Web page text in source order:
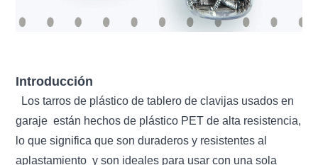
Introducción
Los tarros de plástico de tablero de clavijas usados ​​en
garajeestán hechos de plástico PET de alta resistencia,
lo que significa que son duraderos y resistentes al
aplastamiento y son ideales para usar con una sola